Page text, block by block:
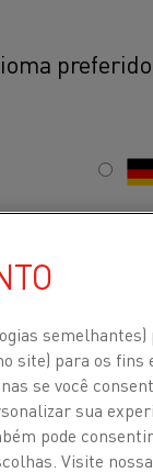
CONHECIMENTO
baterias
ser
site) para os fins
se você
sua
pode
Visite nossa